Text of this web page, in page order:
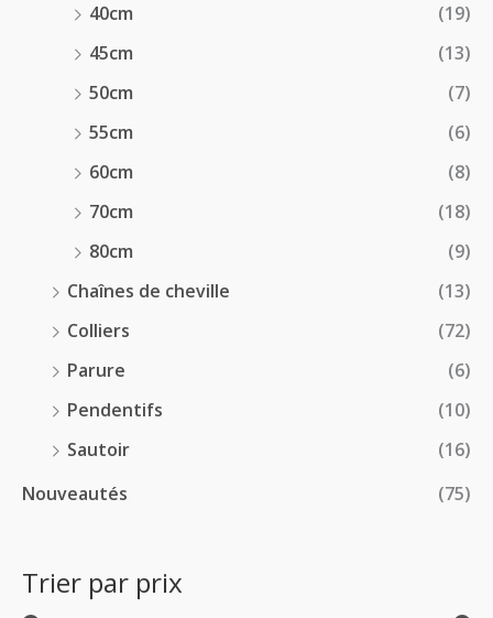
40cm
(19)
45cm
(13)
50cm
(7)
55cm
(6)
60cm
(8)
70cm
(18)
80cm
(9)
Chaînes de cheville
(13)
Colliers
(72)
Parure
(6)
Pendentifs
(10)
Sautoir
(16)
Nouveautés
(75)
Trier par prix